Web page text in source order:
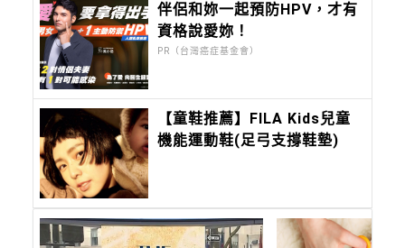
伴侶和妳一起預防HPV，才有
資格說愛妳！
PR（台灣癌症基金會）
【童鞋推薦】FILA Kids兒童
機能運動鞋(足弓支撐鞋墊)